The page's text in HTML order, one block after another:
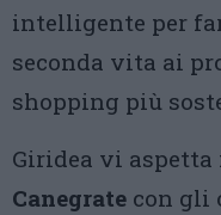
intelligente per
seconda vita ai
shopping più
Giridea vi aspetta
Canegrate con gli